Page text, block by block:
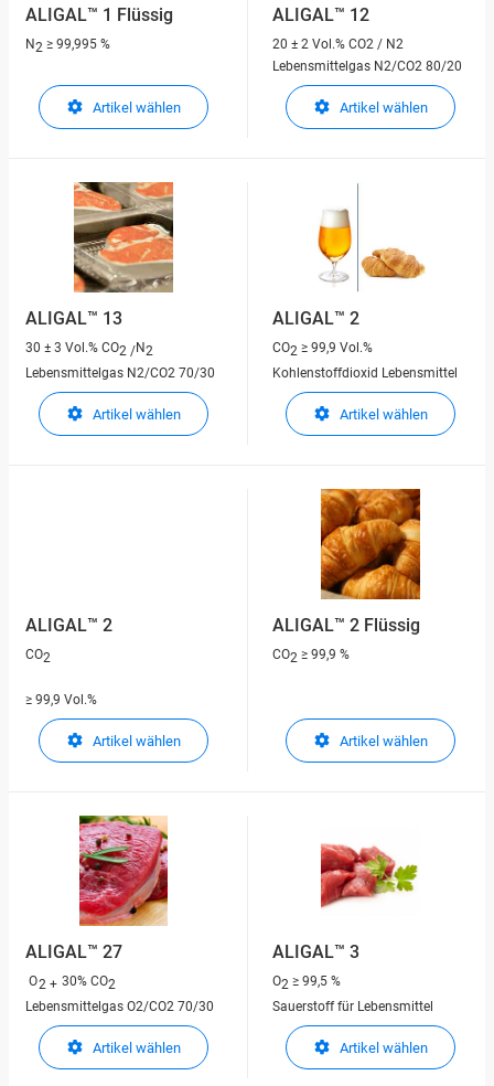
ALIGAL™ 1 Flüssig
N2 ≥ 99,995 %
Artikel wählen
ALIGAL™ 12
20 ± 2 Vol.% CO2 / N2
Lebensmittelgas N2/CO2 80/20
Artikel wählen
ALIGAL™ 13
30 ± 3 Vol.% CO2 /N2
Lebensmittelgas N2/CO2 70/30
Artikel wählen
ALIGAL™ 2
CO2 ≥ 99,9 Vol.%
Kohlenstoffdioxid Lebensmittel
Artikel wählen
ALIGAL™ 2
CO2
≥ 99,9 Vol.%
Artikel wählen
ALIGAL™ 2 Flüssig
CO2 ≥ 99,9 %
Artikel wählen
ALIGAL™ 27
O2 +30% CO2
Lebensmittelgas O2/CO2 70/30
Artikel wählen
ALIGAL™ 3
O2 ≥ 99,5 %
Sauerstoff für Lebensmittel
Artikel wählen